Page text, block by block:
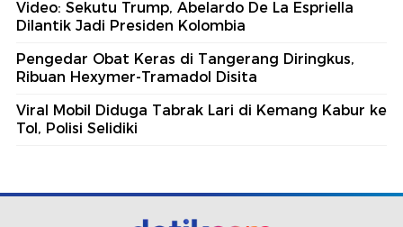
Video: Sekutu Trump, Abelardo De La Espriella
Dilantik Jadi Presiden Kolombia
Pengedar Obat Keras di Tangerang Diringkus,
Ribuan Hexymer-Tramadol Disita
Viral Mobil Diduga Tabrak Lari di Kemang Kabur ke
Tol, Polisi Selidiki